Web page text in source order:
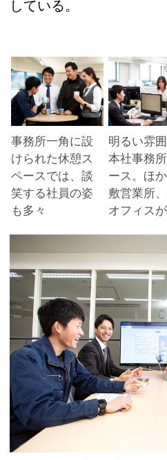
している。
事務所一角に設
けられた休憩ス
ペースでは、談
笑する社員の姿
も多々
明るい雰
本社事務
ース。ほ
敷営業所
オフィス